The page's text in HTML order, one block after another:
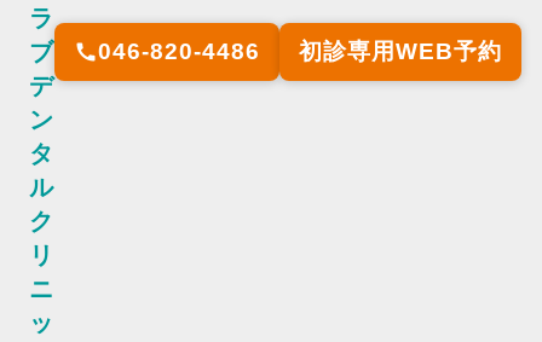
ラ
ブ
デ
ン
タ
ル
ク
リ
ニ
ッ
call046-820-4486 初診専用WEB予約